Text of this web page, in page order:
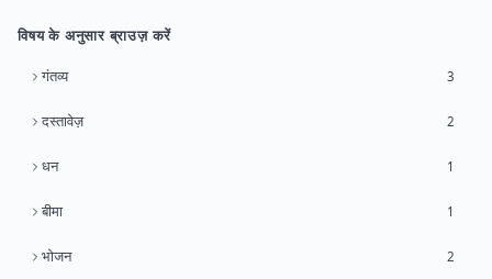
विषय के अनुसार ब्राउज़ करें
गंतव्य 3
दस्तावेज़ 2
धन 1
बीमा 1
भोजन 2